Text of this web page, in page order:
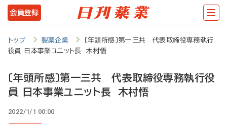
メ
イ
ツ
会員登録
トップ 製薬企業
〔年頭所感〕第一三共 代表取締役専務執行
役員 日本事業ユニット長 木村悟
〔年頭所感〕第一三共 代表取締役専務執行役
員 日本事業ユニット長 木村悟
2022/1/1 00:00